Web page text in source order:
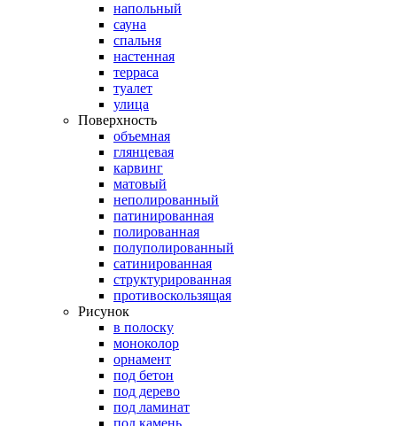
напольный
сауна
спальня
настенная
терраса
туалет
улица
Поверхность
объемная
глянцевая
карвинг
матовый
неполированный
патинированная
полированная
полуполированный
сатинированная
структурированная
противоскользящая
Рисунок
в полоску
моноколор
орнамент
под бетон
под дерево
под ламинат
под камень